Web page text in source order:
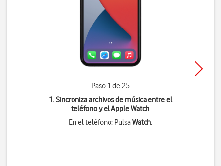
Paso 1 de 25
1. Sincroniza archivos de música entre el
teléfono y el Apple Watch
En el teléfono: PulsaWatch.